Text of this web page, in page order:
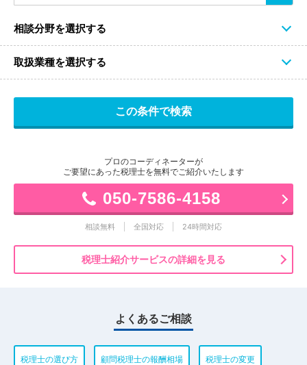
相談分野を選択する
取扱業種を選択する
プロのコーディネーターが
ご要望にあった税理士を無料でご紹介いたします
050-7586-4158
相談無料 全国対応 24時間対応
税理士紹介サービスの詳細を見る
よくあるご相談
税理士の選び方 顧問税理士の報酬相場 税理士の変更